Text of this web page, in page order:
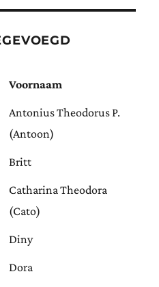
Voornaam
Antonius Theodorus P.
(Antoon)
Britt
Catharina Theodora
(Cato)
Diny
Dora